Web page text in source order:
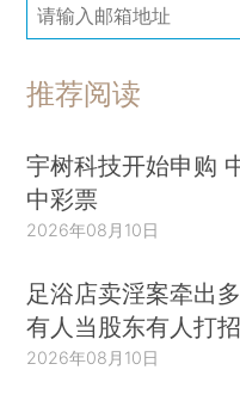
推荐阅读
宇树科技开始申购
中彩票
2026年08月10日
足浴店卖淫案牵出
有人当股东有人打
2026年08月10日